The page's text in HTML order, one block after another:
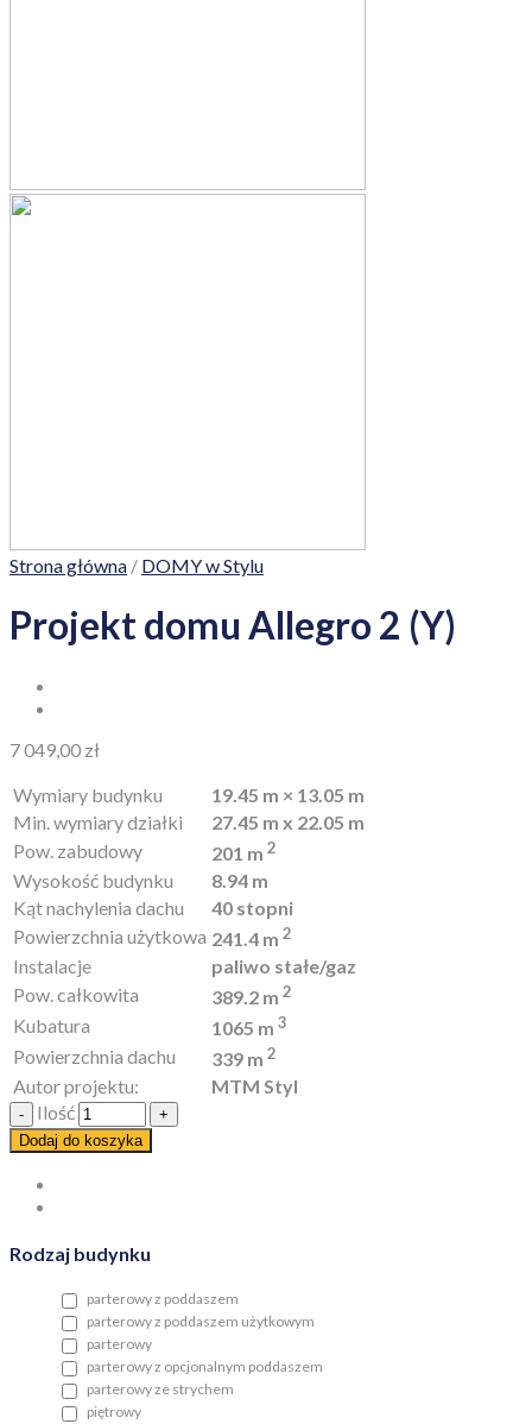
Strona główna / DOMY w Stylu
Projekt domu Allegro 2 (Y)
7 049,00 zł
Wymiary budynku
19.45 m × 13.05 m
Min. wymiary działki
27.45 m x 22.05 m
Pow. zabudowy
201 m 2
Wysokość budynku
8.94 m
Kąt nachylenia dachu
40 stopni
Powierzchnia użytkowa 241.4 m 2
Instalacje
paliwo stałe/gaz
Pow. całkowita
389.2 m 2
Kubatura 1065 m 3
Powierzchnia dachu 339 m 2
Autor projektu:
MTM Styl
Ilość
Dodaj do koszyka
Rodzaj budynku
parterowy z poddaszem
parterowy z poddaszem użytkowym
parterowy
parterowy z opcjonalnym poddaszem
parterowy ze strychem
piętrowy